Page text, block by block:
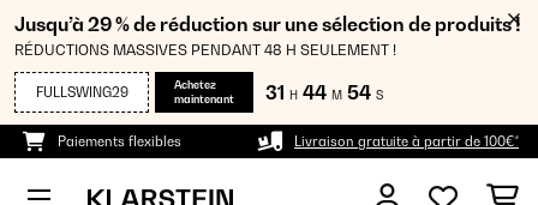
Jusqu’à 29 % de réduction sur une sélection de produits !
RÉDUCTIONS MASSIVES PENDANT 48 H SEULEMENT !
FULLSWING29
Achetez
maintenant
31 H 44 M 53 S
Paiements flexibles Livraison gratuite à partir de 100€*